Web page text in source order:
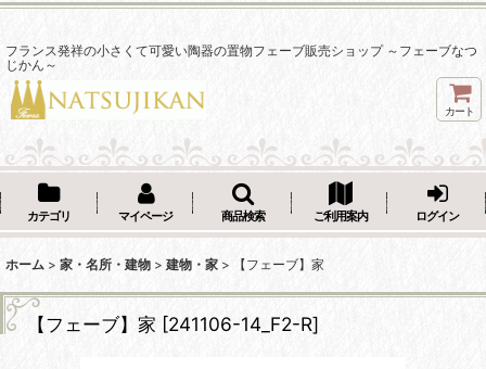
フランス発祥の小さくて可愛い陶器の置物フェーブ販売ショップ ～フェーブなつ
じかん～
カート
カテゴリ マイページ 商品検索 ご利用案内 ログイン
ホーム > 家・名所・建物 > 建物・家 > 【フェーブ】家
【フェーブ】家 [241106-14_F2-R]